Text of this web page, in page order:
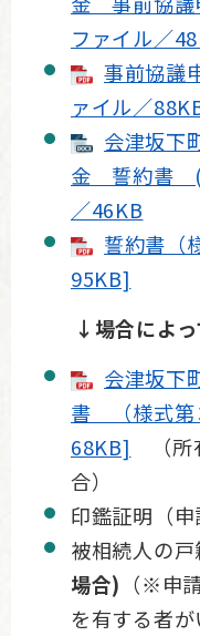
ファイル／
事前協議
ァイル／
会津坂下
金 誓約書 (
／46KB
誓約書（
95KB]
↓場合によ
会津坂下
書 （様式第
68KB] （所
合）
印鑑証明（申
被相続人の
場合) （※申
を有する者